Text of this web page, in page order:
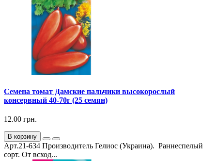
Семена томат Дамские пальчики высокорослый
консервный 40-70г (25 семян)
12.00 грн.
В корзину
Арт.21-634 Производитель Гелиос (Украина). Раннеспелый
сорт. От всход...